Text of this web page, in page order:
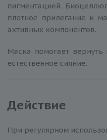
пигментацией.
плотное прилегание и
активных компонентов.
Маска помогает
естественное сияние.
Действие
При регулярном